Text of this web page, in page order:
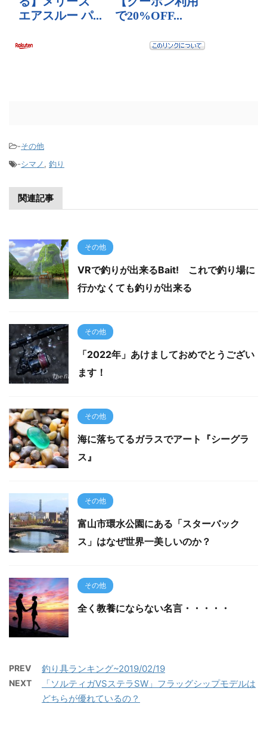
-その他
-シマノ, 釣り
関連記事
その他
VRで釣りが出来るBait! これで釣り場に
行かなくても釣りが出来る
その他
「2022年」あけましておめでとうござい
ます！
その他
海に落ちてるガラスでアート『シーグラ
ス』
その他
富山市環水公園にある「スターバック
ス」はなぜ世界一美しいのか？
その他
全く教養にならない名言・・・・・
PREV 釣り具ランキング~2019/02/19
NEXT
「ソルティガVSステラSW」フラッグシップモデルは
どちらが優れているの？